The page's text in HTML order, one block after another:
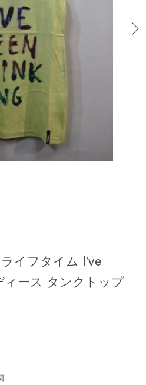
イフタイム I've
ース タンクトップ